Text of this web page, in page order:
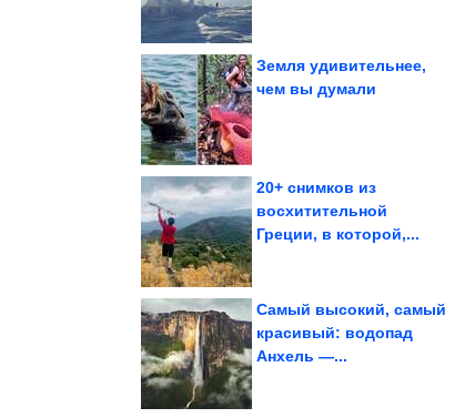
Земля удивительнее,
чем вы думали
20+ снимков из
восхитительной
Греции, в которой,...
Самый высокий, самый
красивый: водопад
Анхель —...